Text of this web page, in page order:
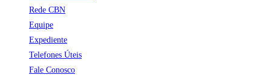
Rede CBN
Equipe
Expediente
Telefones Úteis
Fale Conosco